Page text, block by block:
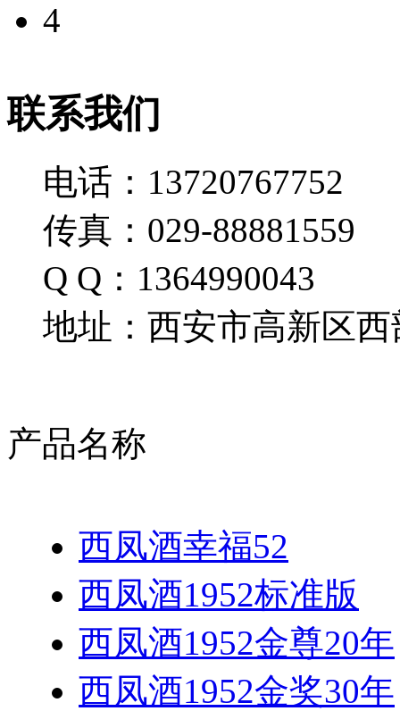
4
联系我们
电话：13720767752
传真：029-88881559
Q Q：1364990043
地址：西安市高新区西
产品名称
西凤酒幸福52
西凤酒1952标准版
西凤酒1952金尊20年
西凤酒1952金奖30年